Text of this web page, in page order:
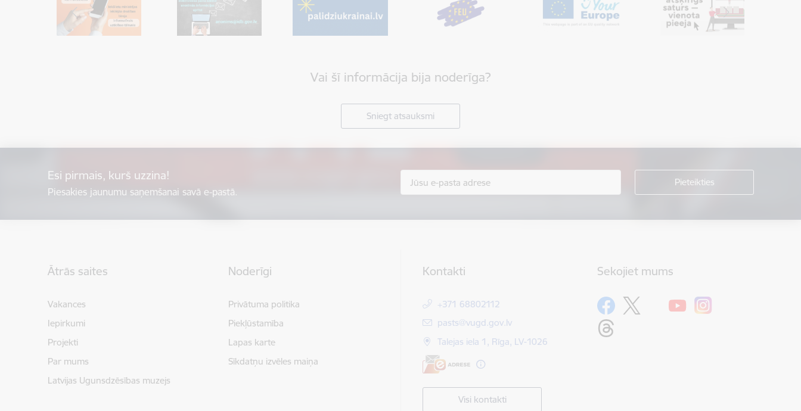
Vai šī informācija bija noderīga?
Sniegt atsauksmi
Esi pirmais, kurš uzzina!
Piesakies jaunumu saņemšanai savā e-pastā.
Ātrās saites
Vakances
Iepirkumi
Projekti
Par mums
Latvijas Ugunsdzēsības muzejs
Noderīgi
Privātuma politika
Piekļūstamība
Lapas karte
Sīkdatņu izvēles maiņa
Kontakti
+371 68802112
E-pasts:
pasts@vugd.gov.lv
Talejas iela 1, Rīga, LV-1026
Visi kontakti
Sekojiet mums